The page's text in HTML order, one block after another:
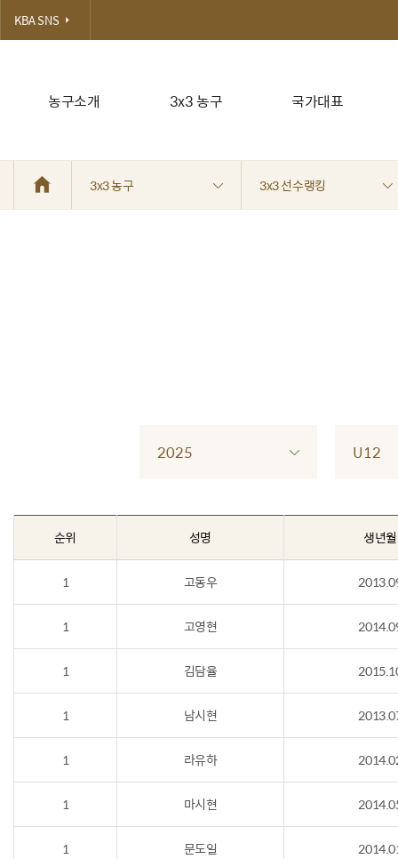
농구소개 3x3 농구 국가대표
KBA SNS
3x3 농구 3x3 선수랭킹
2025 U12
순위 성명 생년월
1 고동우
1 고영현
1 김담율
1 남시현
1 라유하
1 마시현
1 문도일